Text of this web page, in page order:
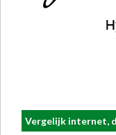
Vergelijk internet,